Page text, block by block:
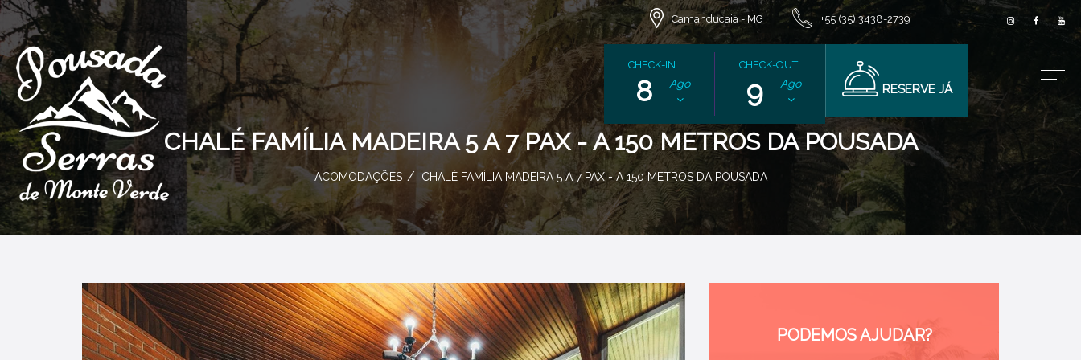
Camanducaia - MG +55 (35) 3438-2739
CHECK-IN
8 Ago
CHECK-OUT
9 Ago RESERVE JÁ
CHALÉ FAMÍLIA MADEIRA 5 A 7 PAX - A 150 METROS DA POUSADA
ACOMODAÇÕES CHALÉ FAMÍLIA MADEIRA 5 A 7 PAX - A 150 METROS DA POUSADA
PODEMOS AJUDAR?